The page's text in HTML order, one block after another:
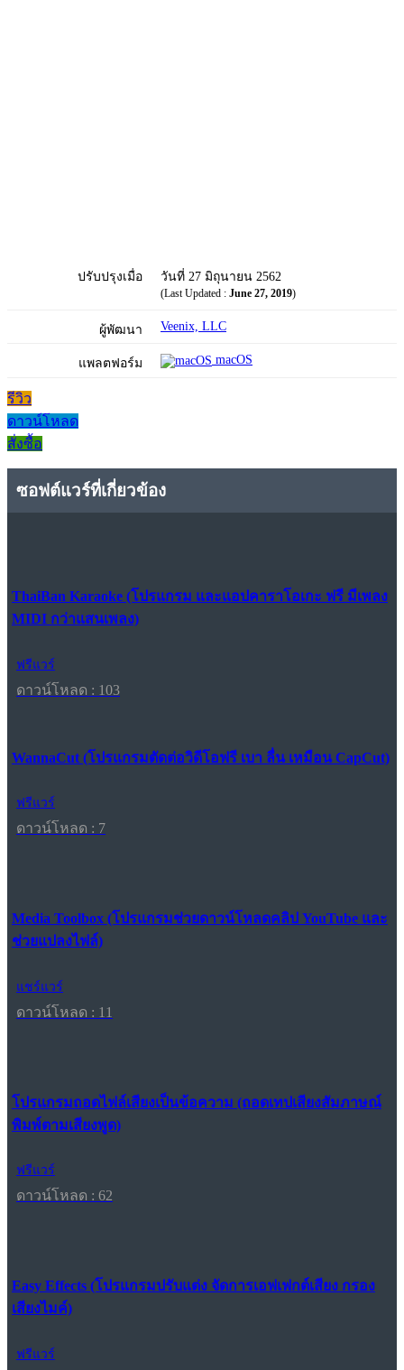
ปรับปรุงเมื่อ วันที่ 27 มิถุนายน 2562
(Last Updated : June 27, 2019)
ผู้พัฒนา Veenix, LLC
แพลตฟอร์ม macOS
รีวิว
ดาวน์โหลด
สั่งซื้อ
ซอฟต์แวร์ที่เกี่ยวข้อง
ThaiBan Karaoke (โปรแกรม และแอปคาราโอเกะ ฟรี มีเพลง
MIDI กว่าแสนเพลง)
ฟรีแวร์
ดาวน์โหลด : 103
WannaCut (โปรแกรมตัดต่อวิดีโอฟรี เบา ลื่น เหมือน CapCut)
ฟรีแวร์
ดาวน์โหลด : 7
Media Toolbox (โปรแกรมช่วยดาวน์โหลดคลิป YouTube และ
ช่วยแปลงไฟล์)
แชร์แวร์
ดาวน์โหลด : 11
โปรแกรมถอดไฟล์เสียงเป็นข้อความ (ถอดเทปเสียงสัมภาษณ์
พิมพ์ตามเสียงพูด)
ฟรีแวร์
ดาวน์โหลด : 62
Easy Effects (โปรแกรมปรับแต่ง จัดการเอฟเฟกต์เสียง กรอง
เสียงไมค์)
ฟรีแวร์